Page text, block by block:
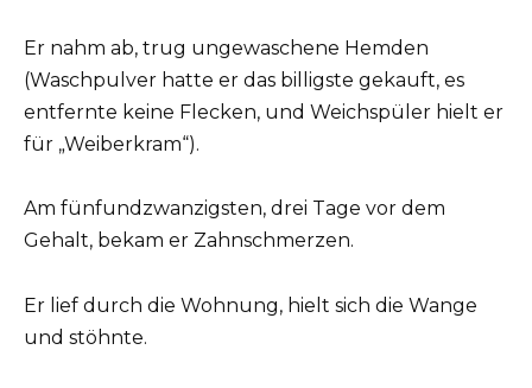
Er nahm ab, trug ungewaschene Hemden
(Waschpulver hatte er das billigste gekauft, es
entfernte keine Flecken, und Weichspüler hielt er
für „Weiberkram“).
Am fünfundzwanzigsten, drei Tage vor dem
Gehalt, bekam er Zahnschmerzen.
Er lief durch die Wohnung, hielt sich die Wange
und stöhnte.